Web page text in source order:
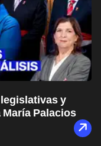
y
Palacios